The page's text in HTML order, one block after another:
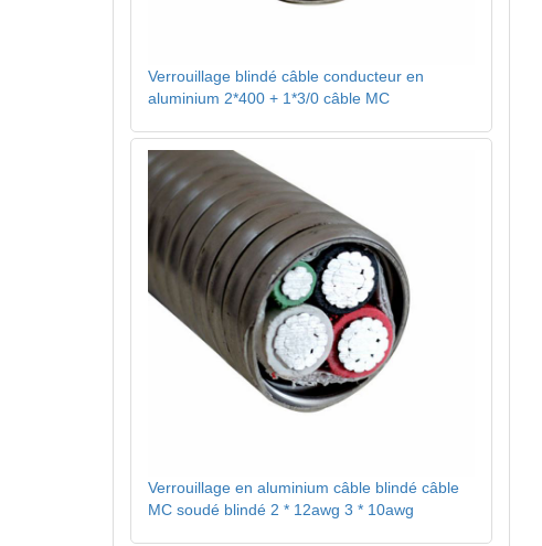
Verrouillage blindé câble conducteur en
aluminium 2*400 + 1*3/0 câble MC
Verrouillage en aluminium câble blindé câble
MC soudé blindé 2 * 12awg 3 * 10awg